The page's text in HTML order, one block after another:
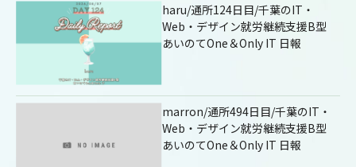
haru/通所124日目/千葉のIT・
Web・デザイン就労継続支援B型
あいのてOne＆Only IT 日報
marron/通所494日目/千葉のIT・
Web・デザイン就労継続支援B型
あいのてOne＆Only IT 日報